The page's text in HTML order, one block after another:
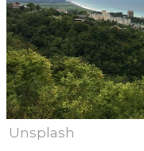
Unsplash